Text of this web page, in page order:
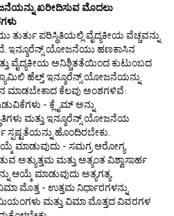
ಖರೀದಿಸುವ ಮೊದಲು
ತುರ್ತು ಪರಿಸ್ಥಿತಿಯಲ್ಲಿ ವೈದ್ಯಕೀಯ ವೆಚ್ಚವನ್ನು
ಇನ್ಶೂರೆನ್ಸ್ ಯೋಜನೆಯು ಹಣಕಾಸಿನ
ವೈದ್ಯಕೀಯ ಅನಿಶ್ಚಿತತೆಯಿಂದ ಕುಟುಂಬದ
ಹೆಲ್ತ್ ಇನ್ಶೂರೆನ್ಸ್ ಯೋಜನೆಯನ್ನು
ಕೆಲವು ಅಂಶಗಳಿವೆ:
- ಕ್ಲೈಮ್ ಅನ್ನು
ಮತ್ತು ಇನ್ಶೂರೆನ್ಸ್ ಯೋಜನೆಯ
ಹೊಂದಿರಬೇಕು.
ಮಾಡುವುದು - ಸಮಗ್ರ ಆರೋಗ್ಯ
ಅತ್ಯುತ್ತಮ ಮತ್ತು ಅತ್ಯಂತ ವಿಶ್ವಾಸಾರ್ಹ
ಆಯ್ಕೆ ಮಾಡುವುದು ಅತ್ಯಗತ್ಯ.
ಮೊತ್ತ - ಉತ್ತಮ ನಿರ್ಧಾರಗಳನ್ನು
ಮತ್ತು ವಿಮಾ ಮೊತ್ತದ ವಿವರಗಳ